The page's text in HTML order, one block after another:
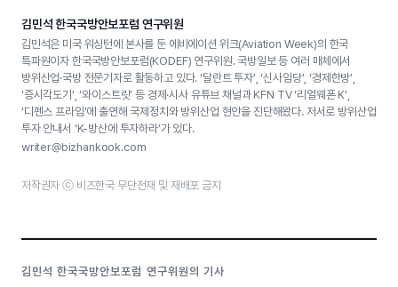
김민석 한국국방안보포럼 연구위원
김민석은 미국 워싱턴에 본사를 둔 에비에이션 위크(Aviation Week)의 한국
특파원이자 한국국방안보포럼(KODEF) 연구위원. 국방일보 등 여러 매체에서
방위산업·국방 전문기자로 활동하고 있다. ‘달란트 투자’, ‘신사임당’, ‘경제한방’,
‘증시각도기’, ‘와이스트릿’ 등 경제·시사 유튜브 채널과 KFN TV ‘리얼웨폰 K’,
‘디펜스 프라임’에 출연해 국제정치와 방위산업 현안을 진단해왔다. 저서로 방위산업
투자 안내서 ‘K-방산에 투자하라’가 있다.
writer@bizhankook.com
저작권자 ⓒ 비즈한국 무단전재 및 재배포 금지
김민석 한국국방안보포럼 연구위원의 기사